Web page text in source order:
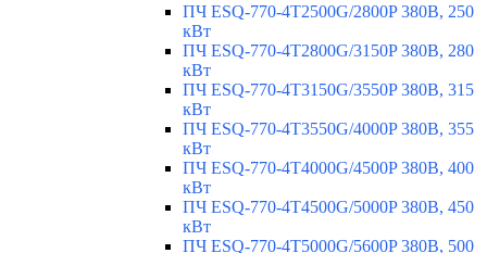
ПЧ ESQ-770-4T2500G/2800P 380В, 250
кВт
ПЧ ESQ-770-4T2800G/3150P 380В, 280
кВт
ПЧ ESQ-770-4T3150G/3550P 380В, 315
кВт
ПЧ ESQ-770-4T3550G/4000P 380В, 355
кВт
ПЧ ESQ-770-4T4000G/4500P 380В, 400
кВт
ПЧ ESQ-770-4T4500G/5000P 380В, 450
кВт
ПЧ ESQ-770-4T5000G/5600P 380В, 500